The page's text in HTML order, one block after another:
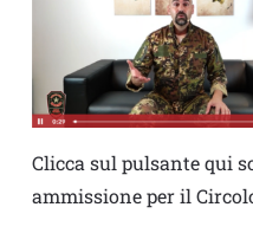
Clicca sul pulsante qui
ammissione per il